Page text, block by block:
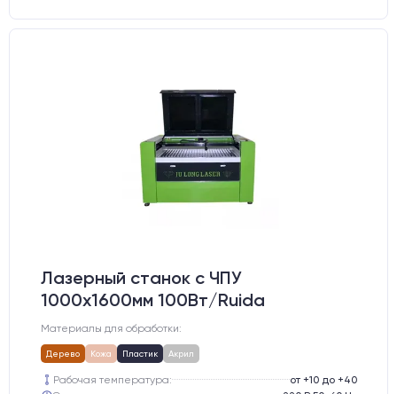
Лазерный станок c ЧПУ
1000х1600мм 100Вт/Ruida
Материалы для обработки:
Дерево Кожа Пластик Акрил
Рабочая температура:
от +10 до +40